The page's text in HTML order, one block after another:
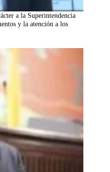
a la Superintendencia
y la atención a los